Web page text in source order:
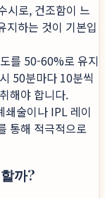
시로, 건조함이 느
지하는 것이 기본입
를 50-60%로 유지
50분마다 10분씩
해야 합니다.
쇄술이나 IPL 레이
통해 적극적으로
까?